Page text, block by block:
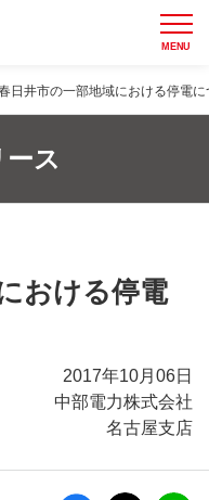
MENU
日井市の一部地域における停電に
ス
おける停電
2017年10月06日
中部電力株式会社
名古屋支店